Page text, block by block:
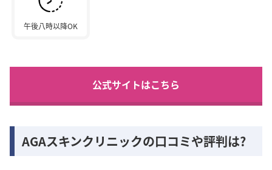
午後八時以降OK
公式サイトはこちら
AGAスキンクリニックの口コミや評判は?